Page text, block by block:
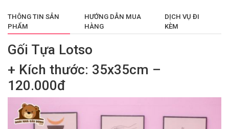
THÔNG TIN SẢN
PHẨM
HƯỚNG DẪN MUA
HÀNG
DỊCH VỤ ĐI
KÈM
Gối Tựa Lotso
+ Kích thước: 35x35cm –
120.000đ